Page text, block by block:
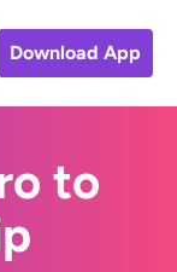
Download App
to